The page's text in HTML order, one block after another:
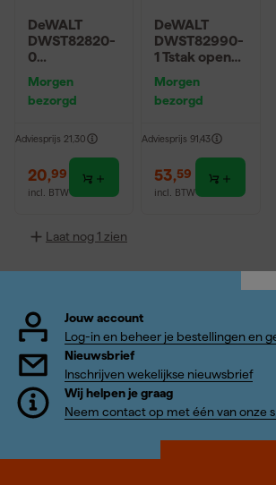
DeWALT
DWST82820-
0
M 2.0 DXL
Accuhouder -
Morgen
bezorgd
Adviesprijs 21,30
20,99
incl. BTW
DeWALT
DWST82990-
1 Tstak open
tas
Morgen
bezorgd
Adviesprijs 91,43
53,59
incl. BTW
Laat nog 1 zien
Jouw account
Log-in en beheer je bestellingen en
Nieuwsbrief
Inschrijven wekelijkse nieuwsbrief
Wij helpen je graag
Neem contact op met één van onze